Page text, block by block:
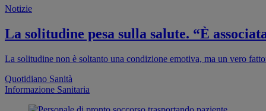
Notizie
La solitudine pesa sulla salute. “È
La solitudine non è soltanto una condizione emotiva, ma un vero
Quotidiano Sanità
Informazione Sanitaria